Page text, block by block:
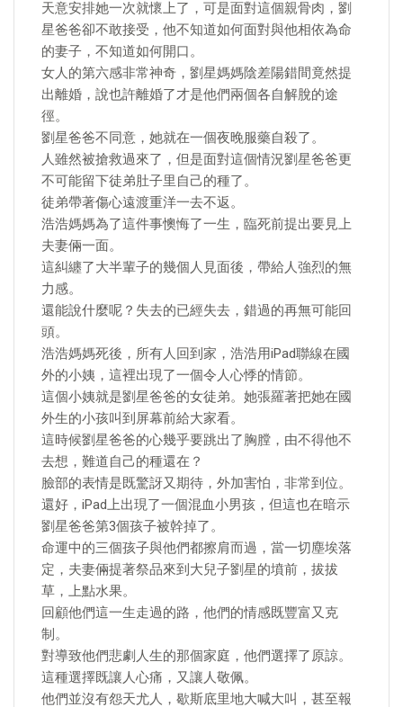
天意安排她一次就懷上了，可是面對這個親骨肉，劉
星爸爸卻不敢接受，他不知道如何面對與他相依為命
的妻子，不知道如何開口。
女人的第六感非常神奇，劉星媽媽陰差陽錯間竟然提
出離婚，說也許離婚了才是他們兩個各自解脫的途
徑。
劉星爸爸不同意，她就在一個夜晚服藥自殺了。
人雖然被搶救過來了，但是面對這個情況劉星爸爸更
不可能留下徒弟肚子里自己的種了。
徒弟帶著傷心遠渡重洋一去不返。
浩浩媽媽為了這件事懊悔了一生，臨死前提出要見上
夫妻倆一面。
這糾纏了大半輩子的幾個人見面後，帶給人強烈的無
力感。
還能說什麼呢？失去的已經失去，錯過的再無可能回
頭。
浩浩媽媽死後，所有人回到家，浩浩用iPad聯線在國
外的小姨，這裡出現了一個令人心悸的情節。
這個小姨就是劉星爸爸的女徒弟。她張羅著把她在國
外生的小孩叫到屏幕前給大家看。
這時候劉星爸爸的心幾乎要跳出了胸膛，由不得他不
去想，難道自己的種還在？
臉部的表情是既驚訝又期待，外加害怕，非常到位。
還好，iPad上出現了一個混血小男孩，但這也在暗示
劉星爸爸第3個孩子被幹掉了。
命運中的三個孩子與他們都擦肩而過，當一切塵埃落
定，夫妻倆提著祭品來到大兒子劉星的墳前，拔拔
草，上點水果。
回顧他們這一生走過的路，他們的情感既豐富又克
制。
對導致他們悲劇人生的那個家庭，他們選擇了原諒。
這種選擇既讓人心痛，又讓人敬佩。
他們並沒有怨天尤人，歇斯底里地大喊大叫，甚至報